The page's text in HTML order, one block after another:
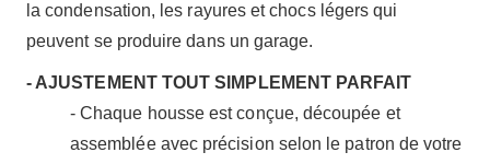
la condensation, les rayures et chocs légers qui
peuvent se produire dans un garage.
- AJUSTEMENT TOUT SIMPLEMENT PARFAIT
- Chaque housse est conçue, découpée et
assemblée avec précision selon le patron de votre